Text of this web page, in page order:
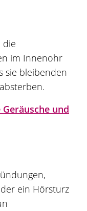
die
im Innenohr
sie bleibenden
und
ein Hörsturz